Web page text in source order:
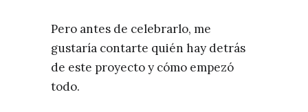
Pero antes de celebrarlo, me
gustaría contarte quién hay detrás
de este proyecto y cómo empezó
todo.